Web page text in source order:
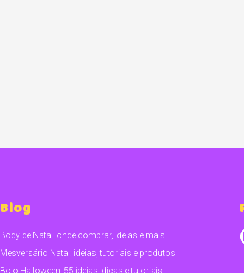
Blog
Body de Natal: onde comprar, ideias e mais
Mesversário Natal: ideias, tutoriais e produtos
Bolo Halloween: 55 ideias, dicas e tutoriais